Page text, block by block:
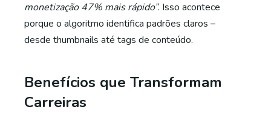
monetização 47% mais rápido”. Isso acontece
porque o algoritmo identifica padrões claros –
desde thumbnails até tags de conteúdo.
Benefícios que Transformam
Carreiras